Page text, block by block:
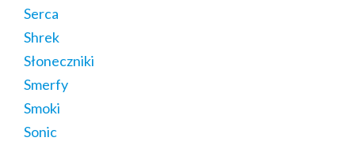
Serca
Shrek
Słoneczniki
Smerfy
Smoki
Sonic